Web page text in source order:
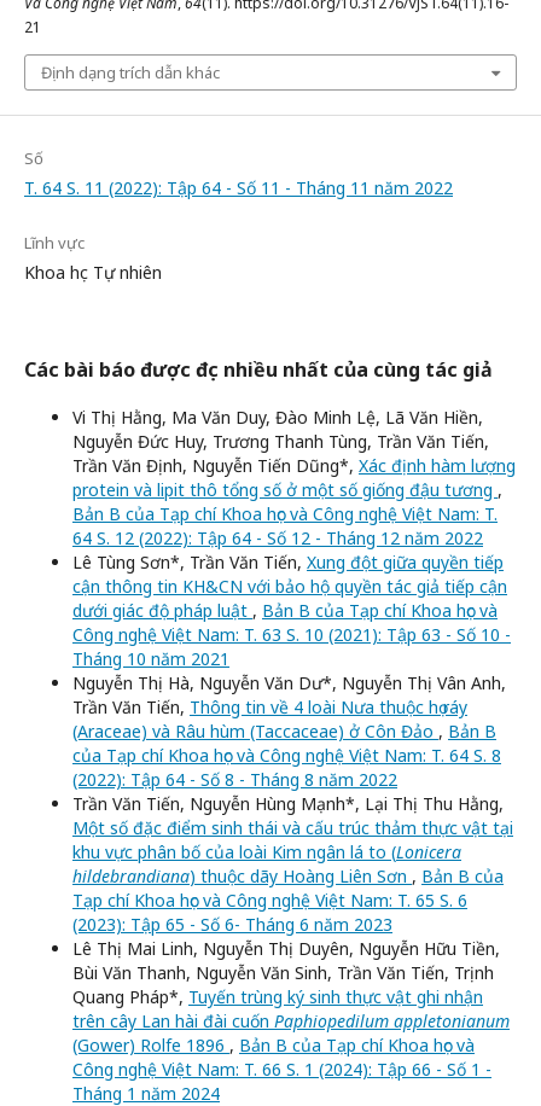
21
Định dạng trích dẫn khác
Số
T. 64 S. 11 (2022): Tập 64 - Số 11 - Tháng 11 năm 2022
Lĩnh vực
Khoa học Tự nhiên
Các bài báo được đọc nhiều nhất của cùng tác giả
Vi Thị Hằng, Ma Văn Duy, Đào Minh Lệ, Lã Văn Hiền,
Nguyễn Đức Huy, Trương Thanh Tùng, Trần Văn Tiến,
Trần Văn Định, Nguyễn Tiến Dũng*, Xác định hàm lượng
protein và lipit thô tổng số ở một số giống đậu tương ,
Bản B của Tạp chí Khoa học và Công nghệ Việt Nam: T.
64 S. 12 (2022): Tập 64 - Số 12 - Tháng 12 năm 2022
Lê Tùng Sơn*, Trần Văn Tiến, Xung đột giữa quyền tiếp
cận thông tin KH&CN với bảo hộ quyền tác giả tiếp cận
dưới giác độ pháp luật , Bản B của Tạp chí Khoa học và
Công nghệ Việt Nam: T. 63 S. 10 (2021): Tập 63 - Số 10 -
Tháng 10 năm 2021
Nguyễn Thị Hà, Nguyễn Văn Dư*, Nguyễn Thị Vân Anh,
Trần Văn Tiến, Thông tin về 4 loài Nưa thuộc họ ráy
(Araceae) và Râu hùm (Taccaceae) ở Côn Đảo , Bản B
của Tạp chí Khoa học và Công nghệ Việt Nam: T. 64 S. 8
(2022): Tập 64 - Số 8 - Tháng 8 năm 2022
Trần Văn Tiến, Nguyễn Hùng Mạnh*, Lại Thị Thu Hằng,
Một số đặc điểm sinh thái và cấu trúc thảm thực vật tại
khu vực phân bố của loài Kim ngân lá to (Lonicera
hildebrandiana) thuộc dãy Hoàng Liên Sơn , Bản B của
Tạp chí Khoa học và Công nghệ Việt Nam: T. 65 S. 6
(2023): Tập 65 - Số 6- Tháng 6 năm 2023
Lê Thị Mai Linh, Nguyễn Thị Duyên, Nguyễn Hữu Tiền,
Bùi Văn Thanh, Nguyễn Văn Sinh, Trần Văn Tiến, Trịnh
Quang Pháp*, Tuyến trùng ký sinh thực vật ghi nhận
trên cây Lan hài đài cuốn Paphiopedilum appletonianum
(Gower) Rolfe 1896 , Bản B của Tạp chí Khoa học và
Công nghệ Việt Nam: T. 66 S. 1 (2024): Tập 66 - Số 1 -
Tháng 1 năm 2024